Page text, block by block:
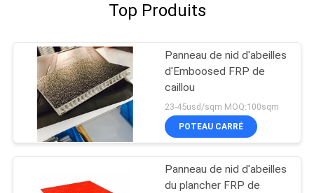
Top Produits
Panneau de nid d'abeilles
d'Emboosed FRP de
caillou
23-45usd/sqm MOQ:100sqm
POTEAU CARRÉ
Panneau de nid d'abeilles
du plancher FRP de